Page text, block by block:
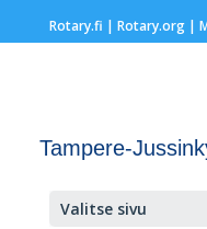
Rotary.fi | Rotary.org|
Tampere-
Valitse sivu